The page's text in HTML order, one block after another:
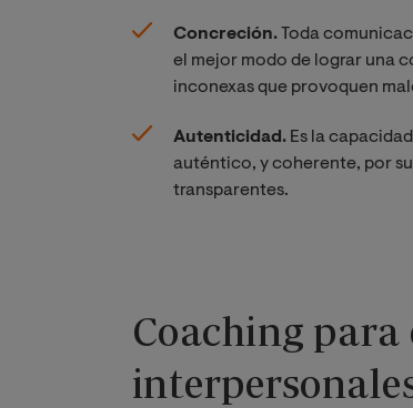
Concreción. Toda
el mejor modo de lograr una
inconexas que provoquen
Autenticidad. Es la
auténtico, y coherente, por
transparentes.
Coaching